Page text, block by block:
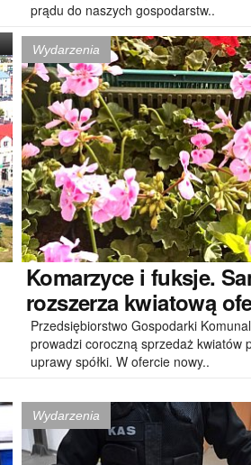
prądu do naszych gospodarstw..
Wydarzenia
Komarzycei fuksje.
rozszerza kwiatową
Przedsiębiorstwo Gospodarki
prowadzi coroczną sprzedaż kwiatów
uprawy spółki. W ofercie nowy..
Wydarzenia